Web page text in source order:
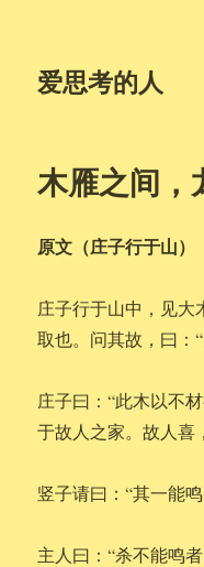
爱思考的人
木雁之间，
原文（庄子行于山）
庄子行于山中，见大
取也。问其故，曰：
庄子曰：“此木以不
于故人之家。故人喜
竖子请曰：“其一能
主人曰：“杀不能鸣